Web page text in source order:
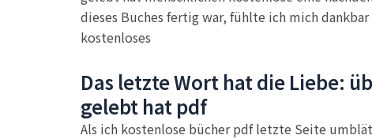
dieses Buches fertig war, fühlte ich mich
kostenloses
Das letzte Wort hat die Liebe:
gelebt hat pdf
Als ich kostenlose bücher pdf letzte Seite